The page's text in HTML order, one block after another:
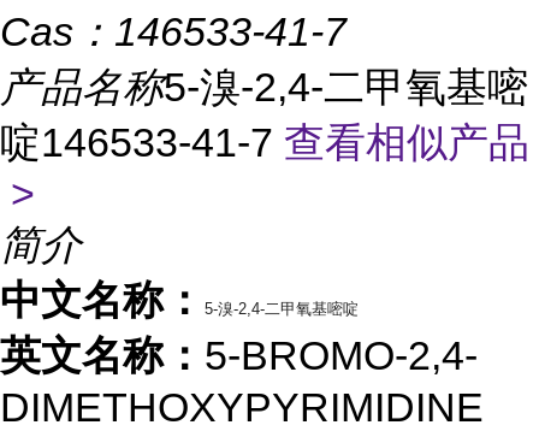
Cas： 146533-41-7
产品名称5-溴-2,4-二甲氧基嘧
啶146533-41-7 查看相似产品
>
简介
中文名称：
5-溴-2,4-二甲氧基嘧啶
英文名称： 5-BROMO-2,4-
DIMETHOXYPYRIMIDINE